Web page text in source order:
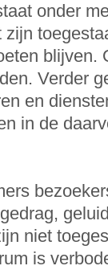
onder
blijven.
Verder
en
in de
niet
is